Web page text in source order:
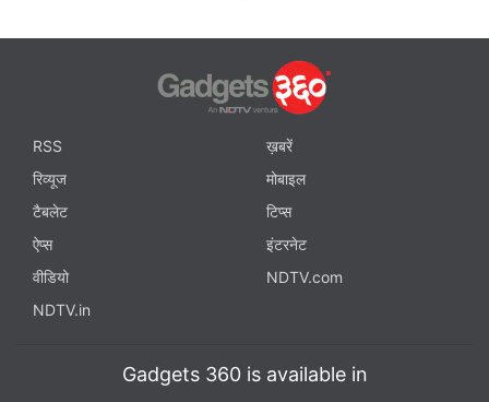
RSS
ख़बरें
रिव्यूज
मोबाइल
टैबलेट
टिप्स
ऐप्स
इंटरनेट
वीडियो
NDTV.com
NDTV.in
Gadgets 360 is available in